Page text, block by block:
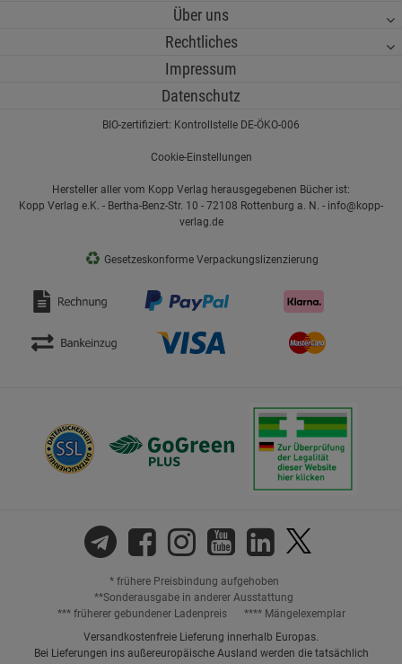
Über uns
Rechtliches
Impressum
Datenschutz
BIO-zertifiziert: Kontrollstelle DE-ÖKO-006
Cookie-Einstellungen
Hersteller aller vom Kopp Verlag herausgegebenen Bücher ist:
Kopp Verlag e.K. - Bertha-Benz-Str. 10 - 72108 Rottenburg a. N. - info@kopp-
verlag.de
♻ Gesetzeskonforme Verpackungslizenzierung
* frühere Preisbindung aufgehoben
**Sonderausgabe in anderer Ausstattung
*** früherer gebundener Ladenpreis
**** Mängelexemplar
Versandkostenfreie Lieferung innerhalb Europas.
Bei Lieferungen ins außereuropäische Ausland werden die tatsächlich